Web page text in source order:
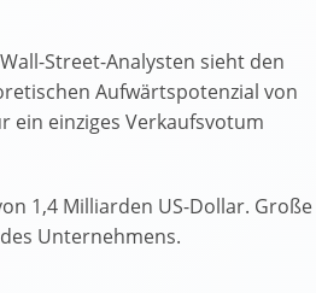
Street-Analysten sieht den
Aufwärtspotenzial von
ein einziges Verkaufsvotum
1,4 Milliarden US-Dollar. Große
Unternehmens.